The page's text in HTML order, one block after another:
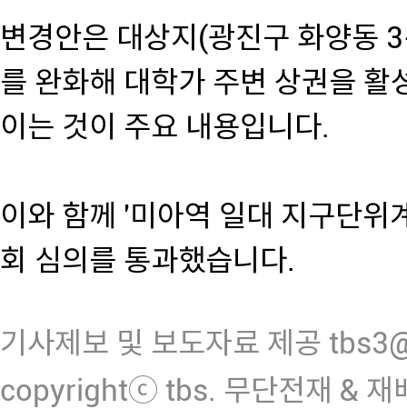
변경안은 대상지(광진구 화양동
를 완화해 대학가 주변 상권을 활
이는 것이 주요 내용입니다.
이와 함께 '미아역 일대 지구단
회 심의를 통과했습니다.
기사제보 및 보도자료 제공
copyrightⓒ tbs. 무단전재 & 재